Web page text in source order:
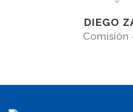
DIEGO
Comisión